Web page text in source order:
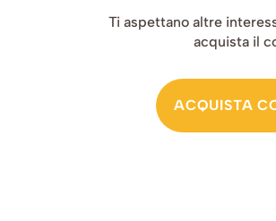
Ti aspettano altre
acquista il
ACQUISTA